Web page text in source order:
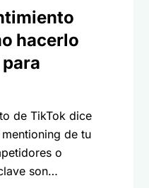
hacerlo
de TikTok dice
de tu
o
son